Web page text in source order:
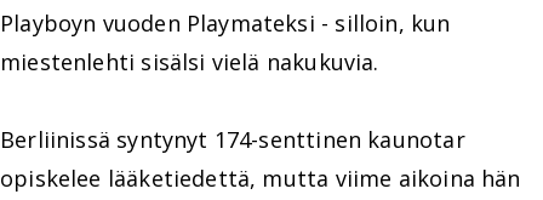
Playboyn vuoden Playmateksi - silloin, kun
miestenlehti sisälsi vielä nakukuvia.
Berliinissä syntynyt 174-senttinen kaunotar
opiskelee lääketiedettä, mutta viime aikoina hän